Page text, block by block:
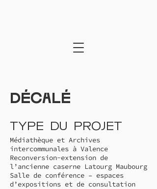
Décalé
Type du projet
Médiathèque et Archives
intercommunales à Valence
Reconversion-extension de
l’ancienne caserne Latourg Maubourg
Salle de conférence – espaces
d’expositions et de consultation